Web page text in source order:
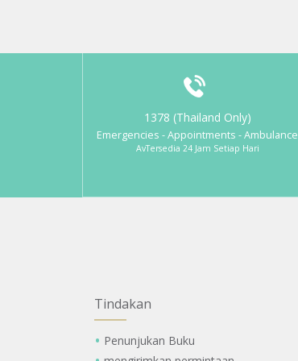
1378 (Thailand Only)
Emergencies - Appointments - Ambulance
AvTersedia 24 Jam Setiap Hari
Tindakan
Penunjukan Buku